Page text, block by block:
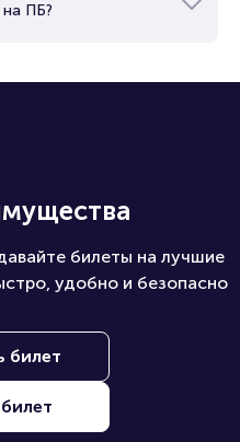
ПБ?
билеты на лучшие
удобно и безопасно
билет